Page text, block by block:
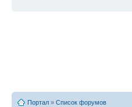
Портал » Список форумов